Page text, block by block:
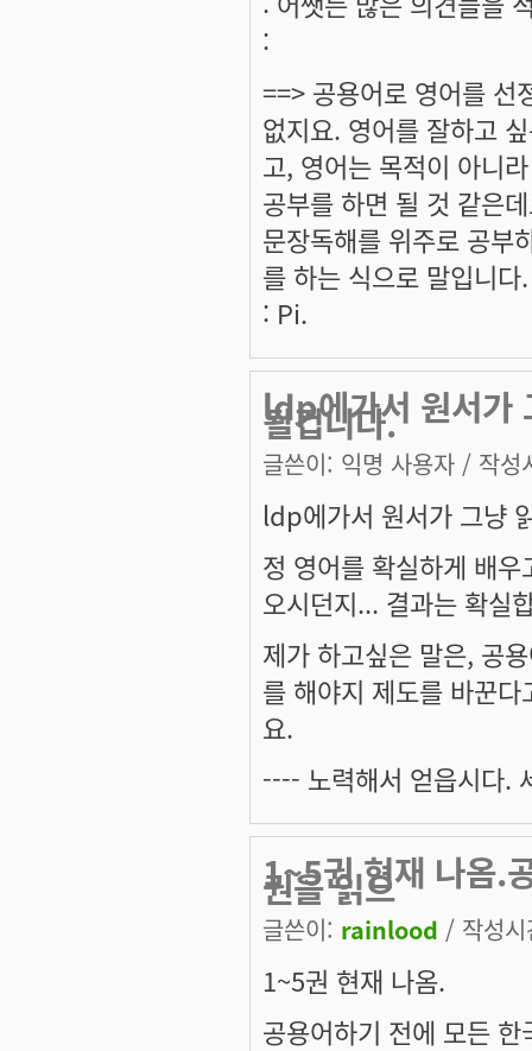
:
==> 공용어로 영어를 선
없지요. 영어를 잘하고
고, 영어는 목적이 아니
공부를 하면 될 것 같은
문장독해를 위주로 공부
를 하는 식으로 말입니다.
: Pi.
ldp에가서 원서가
될겁니다.
글쓴이: 익명 사용자 / 작성
ldp에가서 원서가 그냥
정 영어를 확실하게 배
오시던지... 결과는 확실
제가 하고싶은 말은, 공
를 해야지 제도를 바꾼
요.
---- 노력해서 얻읍시다.
1~5권 현재 나옴.
권을 읽으
글쓴이: rainlood / 작성
1~5권 현재 나옴.
공용어하기 전에 모든